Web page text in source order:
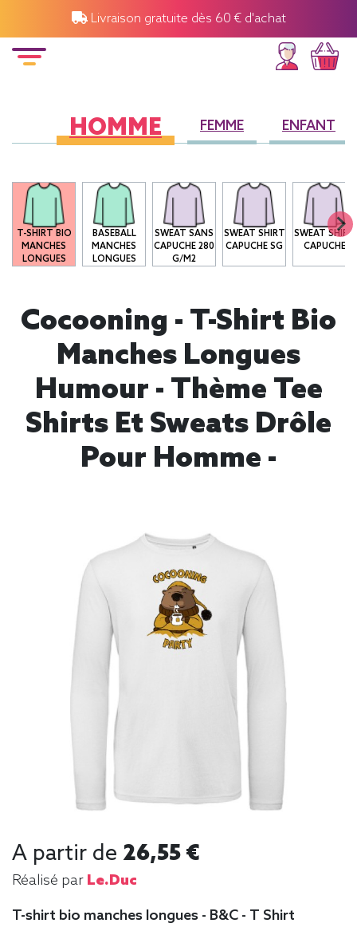
Livraison gratuite dès 60 € d'achat
HOMME FEMME ENFANT
T-SHIRT BIO
MANCHES
LONGUES
BASEBALL
MANCHES
LONGUES
SWEAT SANS
CAPUCHE 280
G/M2
SWEAT SHIRT
CAPUCHE SG
SWEAT SHIRT
CAPUCHE
Cocooning - T-Shirt Bio
Manches Longues
Humour - Thème Tee
Shirts Et Sweats Drôle
Pour Homme -
A partir de 26,55 €
Réalisé par Le.duc
T-shirt bio manches longues - B&C - T Shirt